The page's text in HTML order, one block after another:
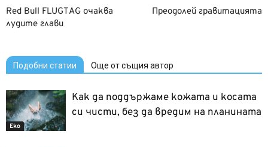
Red Bull FLUGTAG очаква
лудите глави
Преодолей гравитацията
Подобни статии Още от същия автор
Еко
Как да поддържаме кожата и косата
си чисти, без да вредим на планината